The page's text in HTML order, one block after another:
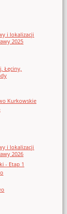
i lokalizacji
2025
Łęciny,
Kurkowskie
i lokalizacji
2026
- Etap 1